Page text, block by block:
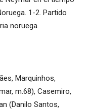
1-2. Partido
noruega.
Marquinhos,
m.68), Casemiro,
(Danilo Santos,